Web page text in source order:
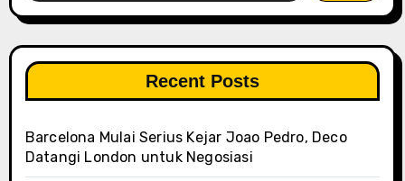
Recent Posts
Barcelona Mulai Serius Kejar Joao Pedro, Deco
Datangi London untuk Negosiasi